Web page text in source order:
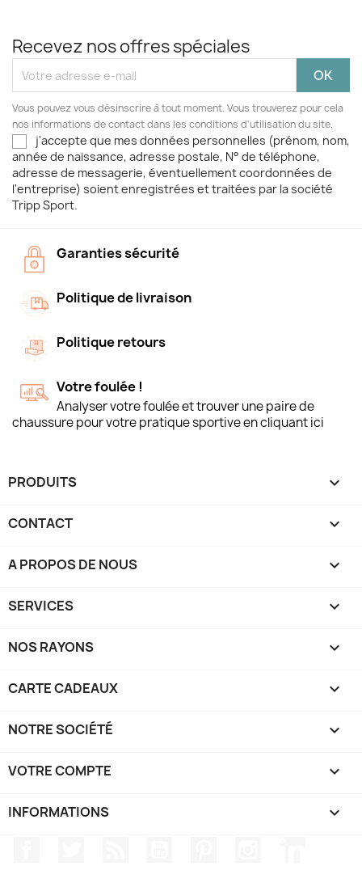
Recevez nos offres spéciales
Vous pouvez vous désinscrire à tout moment. Vous trouverez pour cela
nos informations de contact dans les conditions d'utilisation du site.
j'accepte que mes données personnelles (prénom, nom,
année de naissance, adresse postale, N° de téléphone,
adresse de messagerie, éventuellement coordonnées de
l'entreprise) soient enregistrées et traitées par la société
Tripp Sport.
Garanties sécurité
Politique de livraison
Politique retours
Votre foulée !
Analyser votre foulée et trouver une paire de
chaussure pour votre pratique sportive en cliquant ici
PRODUITS 
CONTACT 
A PROPOS DE NOUS 
SERVICES 
NOS RAYONS 
CARTE CADEAUX 
NOTRE SOCIÉTÉ 
VOTRE COMPTE 
INFORMATIONS keyboard_arrow_down